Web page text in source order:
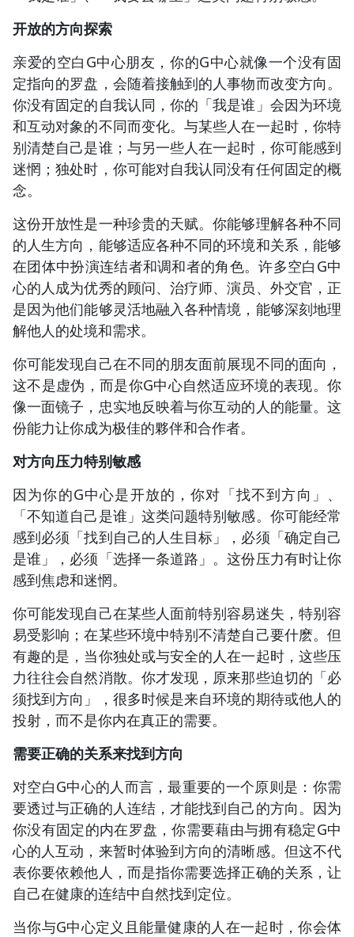
开放的方向探索
亲爱的空白G中心朋友，你的G中心就像一个没有固
定指向的罗盘，会随着接触到的人事物而改变方向。
你没有固定的自我认同，你的「我是谁」会因为环境
和互动对象的不同而变化。与某些人在一起时，你特
别清楚自己是谁；与另一些人在一起时，你可能感到
迷惘；独处时，你可能对自我认同没有任何固定的概
念。
这份开放性是一种珍贵的天赋。你能够理解各种不同
的人生方向，能够适应各种不同的环境和关系，能够
在团体中扮演连结者和调和者的角色。许多空白G中
心的人成为优秀的顾问、治疗师、演员、外交官，正
是因为他们能够灵活地融入各种情境，能够深刻地理
解他人的处境和需求。
你可能发现自己在不同的朋友面前展现不同的面向，
这不是虚伪，而是你G中心自然适应环境的表现。你
像一面镜子，忠实地反映着与你互动的人的能量。这
份能力让你成为极佳的夥伴和合作者。
对方向压力特别敏感
因为你的G中心是开放的，你对「找不到方向」、
「不知道自己是谁」这类问题特别敏感。你可能经常
感到必须「找到自己的人生目标」，必须「确定自己
是谁」，必须「选择一条道路」。这份压力有时让你
感到焦虑和迷惘。
你可能发现自己在某些人面前特别容易迷失，特别容
易受影响；在某些环境中特别不清楚自己要什麽。但
有趣的是，当你独处或与安全的人在一起时，这些压
力往往会自然消散。你才发现，原来那些迫切的「必
须找到方向」，很多时候是来自环境的期待或他人的
投射，而不是你内在真正的需要。
需要正确的关系来找到方向
对空白G中心的人而言，最重要的一个原则是：你需
要透过与正确的人连结，才能找到自己的方向。因为
你没有固定的内在罗盘，你需要藉由与拥有稳定G中
心的人互动，来暂时体验到方向的清晰感。但这不代
表你要依赖他人，而是指你需要选择正确的关系，让
自己在健康的连结中自然找到定位。
当你与G中心定义且能量健康的人在一起时，你会体